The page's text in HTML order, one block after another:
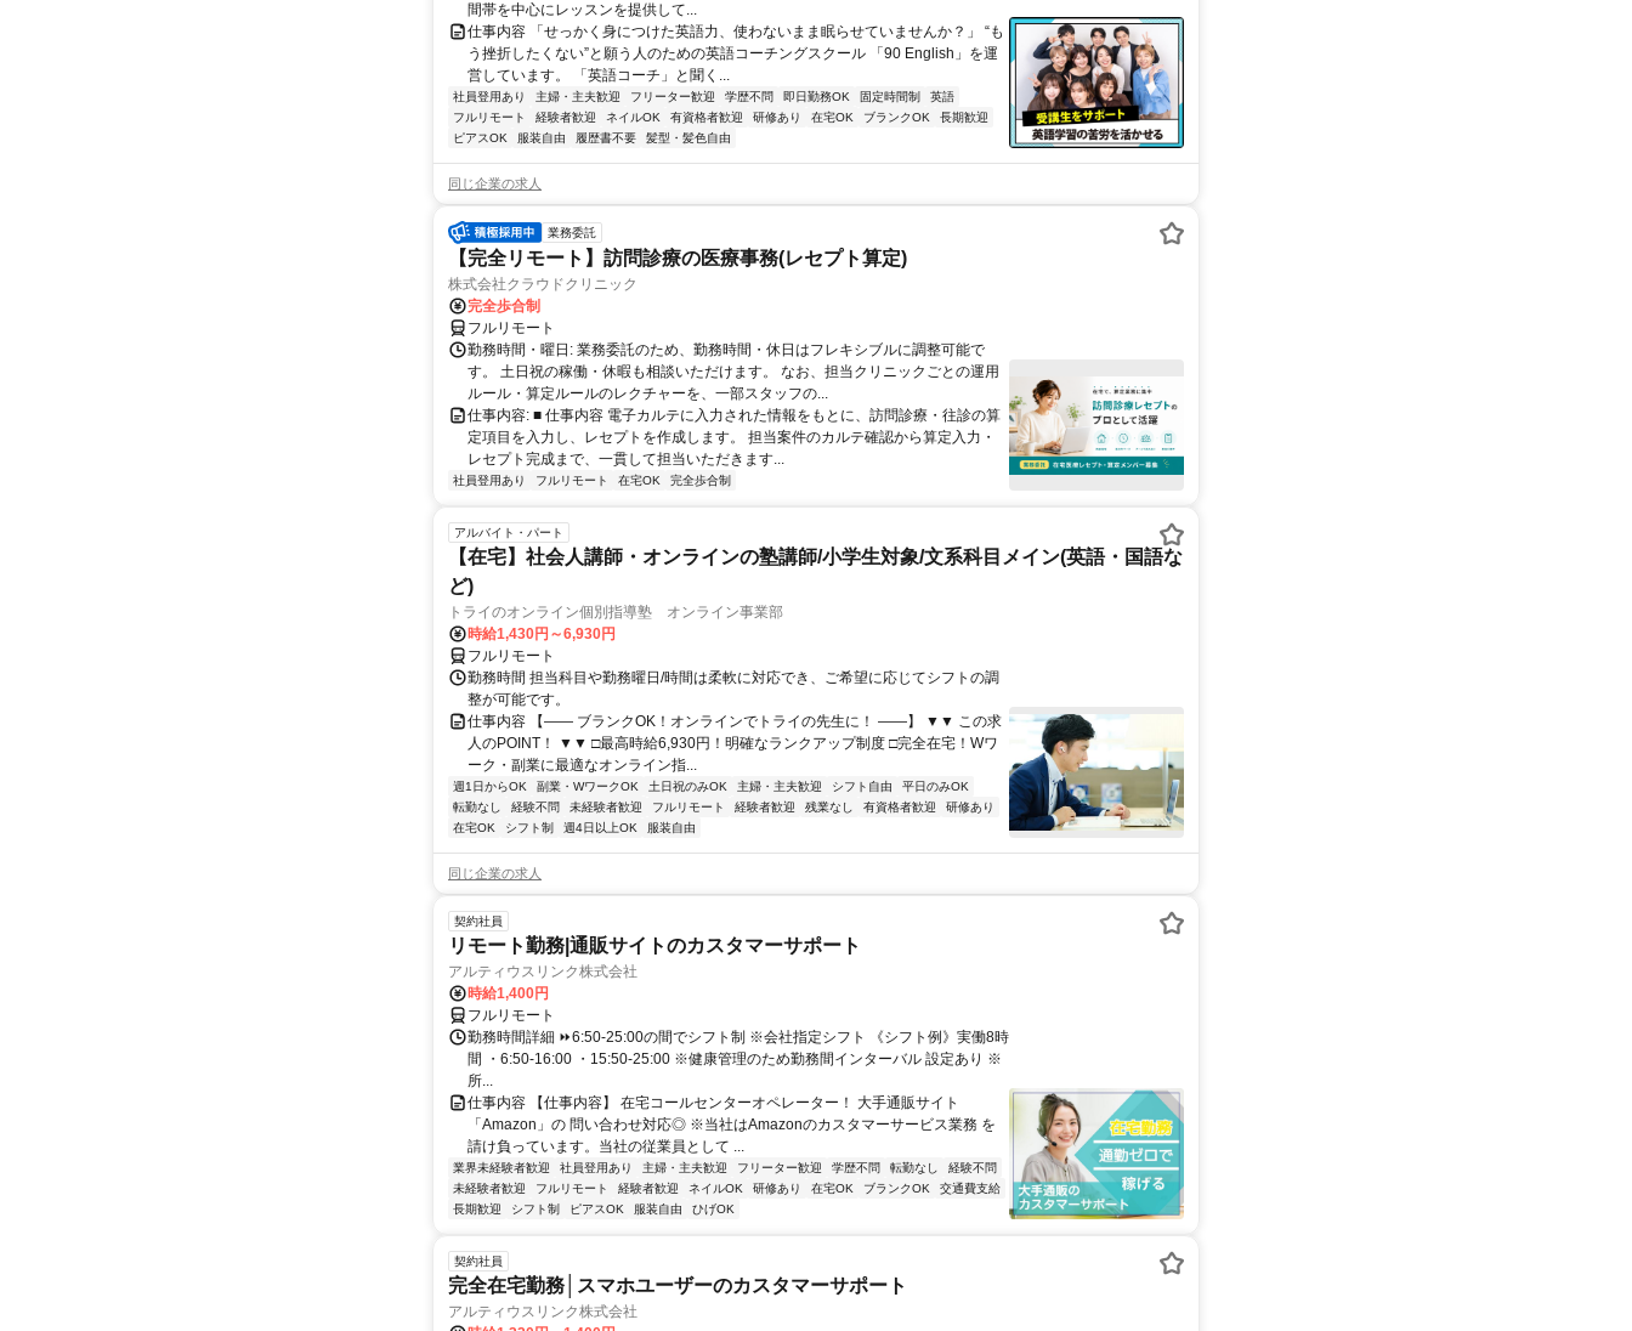
間帯を中心にレッスンを提供して...
仕事内容 「せっかく身につけた英語力、使わないまま眠らせていませんか？」 “も
う挫折したくない”と願う人のための英語コーチングスクール 「90 English」を運
営しています。 「英語コーチ」と聞く...
社員登用あり 主婦・主夫歓迎 フリーター歓迎 学歴不問 即日勤務OK 固定時間制
英語
フルリモート
経験者歓迎 ネイルOK 有資格者歓迎 研修あり 在宅OK ブランクOK
長期歓迎
ピアスOK
服装自由 履歴書不要 髪型・髪色自由
同じ企業の求人
業務委託
【完全リモート】訪問診療の医療事務(レセプト算定)
株式会社クラウドクリニック
完全歩合制
フルリモート
勤務時間・曜日: 業務委託のため、勤務時間・休日はフレキシブルに調整可能で
す。 土日祝の稼働・休暇も相談いただけます。 なお、担当クリニックごとの運用
ルール・算定ルールのレクチャーを、一部スタッフの...
仕事内容: ■ 仕事内容 電子カルテに入力された情報をもとに、訪問診療・往診の算
定項目を入力し、レセプトを作成します。 担当案件のカルテ確認から算定入力・
レセプト完成まで、一貫して担当いただきます...
社員登用あり フルリモート 在宅OK 完全歩合制
アルバイト・パート
【在宅】社会人講師・オンラインの塾講師/小学生対象/文系科目メイン(英語・国語な
ど)
トライのオンライン個別指導塾 オンライン事業部
時給1,430円～6,930円
フルリモート
勤務時間 担当科目や勤務曜日/時間は柔軟に対応でき、ご希望に応じてシフトの調
整が可能です。
仕事内容 【―― ブランクOK！オンラインでトライの先生に！ ――】 ▼▼ この求
人のPOINT！ ▼▼ □最高時給6,930円！明確なランクアップ制度 □完全在宅！Wワ
ーク・副業に最適なオンライン指...
週1日からOK 副業・WワークOK 土日祝のみOK 主婦・主夫歓迎 シフト自由
平日のみOK
転勤なし
経験不問 未経験者歓迎 フルリモート 経験者歓迎 残業なし 有資格者歓迎
研修あり
在宅OK
シフト制 週4日以上OK 服装自由
同じ企業の求人
契約社員
リモート勤務|通販サイトのカスタマーサポート
アルティウスリンク株式会社
時給1,400円
フルリモート
勤務時間詳細 ⏩6:50-25:00の間でシフト制 ※会社指定シフト 《シフト例》実働8時
間 ・6:50-16:00 ・15:50-25:00 ※健康管理のため勤務間インターバル 設定あり ※
所...
仕事内容 【仕事内容】 在宅コールセンターオペレーター！ 大手通販サイト
「Amazon」の 問い合わせ対応◎ ※当社はAmazonのカスタマーサービス業務 を
請け負っています。当社の従業員として ...
業界未経験者歓迎 社員登用あり 主婦・主夫歓迎 フリーター歓迎 学歴不問 転勤なし
経験不問
未経験者歓迎
フルリモート 経験者歓迎 ネイルOK 研修あり 在宅OK ブランクOK
交通費支給
長期歓迎
シフト制 ピアスOK 服装自由 ひげOK
契約社員
完全在宅勤務│スマホユーザーのカスタマーサポート
アルティウスリンク株式会社